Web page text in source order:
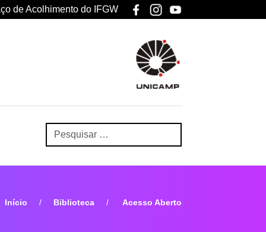
de Acolhimento do IFGW
Início Biblioteca Acesso Aberto